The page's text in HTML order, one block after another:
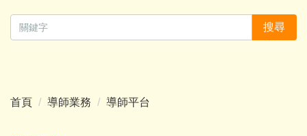
搜尋
首頁 導師業務 導師平台